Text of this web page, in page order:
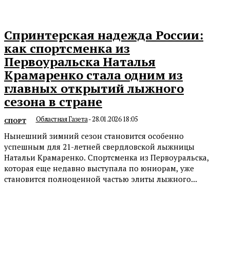
Спринтерская надежда России:
как спортсменка из
Первоуральска Наталья
Крамаренко стала одним из
главных открытий лыжного
сезона в стране
СПОРТ Областная Газета-28.01.2026 18:05
Нынешний зимний сезон становится особенно
успешным для 21-летней свердловской лыжницы
Натальи Крамаренко. Спортсменка из Первоуральска,
которая еще недавно выступала по юниорам, уже
становится полноценной частью элиты лыжного...